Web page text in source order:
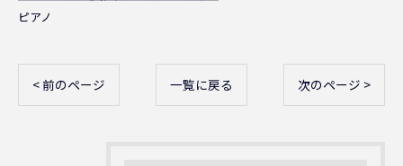
ピアノ
< 前のページ 一覧に戻る 次のページ >